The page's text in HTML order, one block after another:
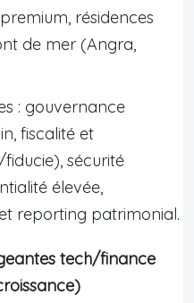
résidences
de mer (Angra,
: gouvernance
fiscalité et
sécurité
élevée,
reporting patrimonial.
tech/finance